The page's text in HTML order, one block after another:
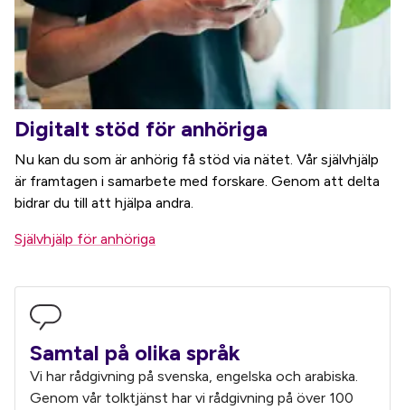
Digitalt stöd för anhöriga
Nu kan du som är anhörig få stöd via nätet. Vår självhjälp
är framtagen i samarbete med forskare. Genom att delta
bidrar du till att hjälpa andra.
Självhjälp för anhöriga
Samtal på olika språk
Vi har rådgivning på svenska, engelska och arabiska.
Genom vår tolktjänst har vi rådgivning på över 100